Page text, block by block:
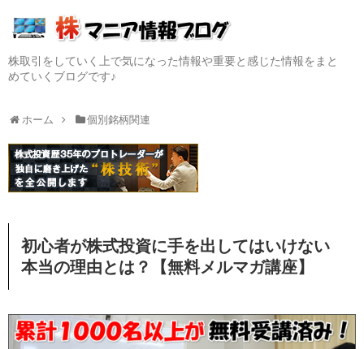
株取引をしていく上で気になった情報や重要と感じた情報をまと
めていくブログです♪
ホーム 個別銘柄関連
初心者が株式投資に手を出してはいけない
本当の理由とは？【無料メルマガ講座】